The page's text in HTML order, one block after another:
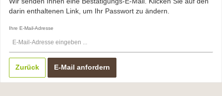
darin enthaltenen Link, um Ihr Passwort zu ändern.
Ihre E-Mail-Adresse
Zurück E-Mail anfordern